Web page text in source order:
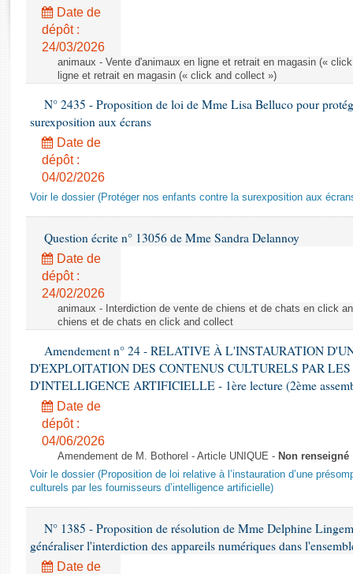
Rapports législatifs
Rapports sur l'application des lois
Baromètre de l’application des lois
Dossiers législatifs
Budget et sécurité sociale
Questions écrites et orales
Comptes rendus des débats
Date de
dépôt :
24/03/2026
animaux - Vente d'animaux en ligne et retrait en magasin («
ligne et retrait en magasin (« click and collect »)
N° 2435 - Proposition de loi de Mme Lisa Belluco pour
surexposition aux écrans
Date de
dépôt :
04/02/2026
Voir le dossier (Protéger nos enfants contre la surexposition aux
Question écrite n° 13056 de Mme Sandra Delannoy
Date de
dépôt :
24/02/2026
animaux - Interdiction de vente de chiens et de chats en click
chiens et de chats en click and collect
Amendement n° 24 - RELATIVE À L'INSTAURATION
D'EXPLOITATION DES CONTENUS CULTURELS PAR LES
D'INTELLIGENCE ARTIFICIELLE - 1ère lecture (2ème
Date de
dépôt :
04/06/2026
Amendement de M. Bothorel - Article UNIQUE - Non renseigné
Voir le dossier (Proposition de loi relative à l’instauration d’une
culturels par les fournisseurs d’intelligence artificielle)
N° 1385 - Proposition de résolution de Mme Delphine
généraliser l'interdiction des appareils numériques dans
Date de